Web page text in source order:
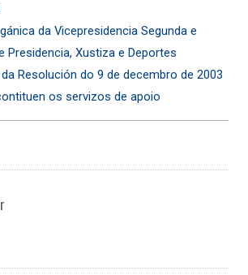
da Vicepresidencia Segunda e
Presidencia, Xustiza e Deportes
Resolución do 9 de decembro de 2003
os servizos de apoio